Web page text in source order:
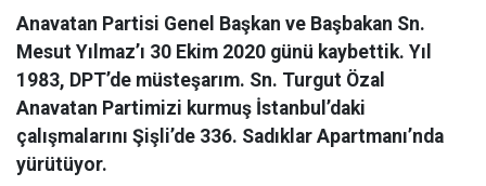
Anavatan Partisi Genel Başkan ve Başbakan Sn.
Mesut Yılmaz’ı 30 Ekim 2020 günü kaybettik. Yıl
1983, DPT’de müsteşarım. Sn. Turgut Özal
Anavatan Partimizi kurmuş İstanbul’daki
çalışmalarını Şişli’de 336. Sadıklar Apartmanı’nda
yürütüyor.